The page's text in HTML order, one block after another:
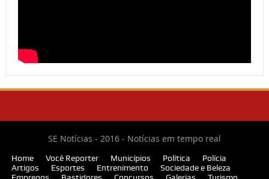
SE Notícias - 2016 - Notícias em tempo real
Home Você Reporter Municípios Política
Polícia
Artigos
Esportes Entrenimento
Sociedade e Beleza